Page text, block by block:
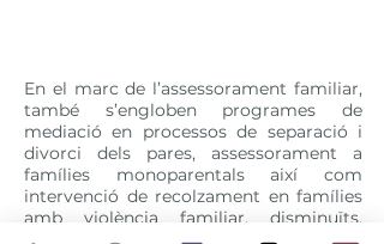
En el marc de l’assessorament familiar,
també s’engloben programes de
mediació en processos de separació i
divorci dels pares, assessorament a
famílies monoparentals així com
intervenció de recolzament en famílies
amb violència familiar, disminuïts,
internaments...